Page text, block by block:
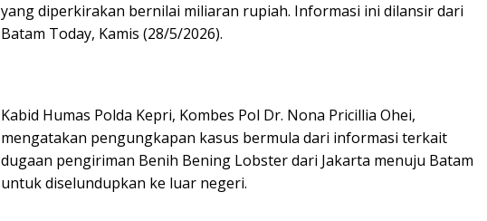
yang diperkirakan bernilai miliaran rupiah. Informasi ini dilansir dari
Batam Today, Kamis (28/5/2026).
Kabid Humas Polda Kepri, Kombes Pol Dr. Nona Pricillia Ohei,
mengatakan pengungkapan kasus bermula dari informasi terkait
dugaan pengiriman Benih Bening Lobster dari Jakarta menuju Batam
untuk diselundupkan ke luar negeri.